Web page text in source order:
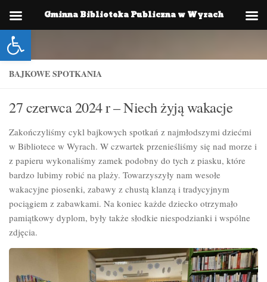
Otwórz pasek narzędzi
Skip to content
BAJKOWE SPOTKANIA
27 czerwca 2024 r – Niech żyją wakacje
Zakończyliśmy cykl bajkowych spotkań z najmłodszymi dziećmi
w Bibliotece w Wyrach. W czwartek przenieśliśmy się nad morze i
z papieru wykonaliśmy zamek podobny do tych z piasku, które
bardzo lubimy robić na plaży. Towarzyszyły nam wesołe
wakacyjne piosenki, zabawy z chustą klanzą i tradycyjnym
pociągiem z zabawkami. Na koniec każde dziecko otrzymało
pamiątkowy dyplom, były także słodkie niespodzianki i wspólne
zdjęcia.
Gminna Biblioteka Publiczna w Wyrach